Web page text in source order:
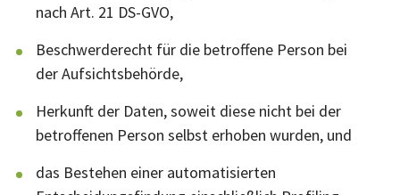
nach Art. 21 DS-GVO,
Beschwerderecht für die betroffene Person bei
der Aufsichtsbehörde,
Herkunft der Daten, soweit diese nicht bei der
betroffenen Person selbst erhoben wurden, und
das Bestehen einer automatisierten